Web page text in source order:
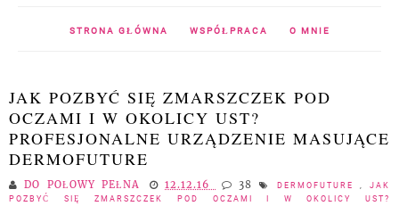
STRONA GŁÓWNA WSPÓŁPRACA O MNIE
JAK POZBYĆ SIĘ ZMARSZCZEK POD
OCZAMI I W OKOLICY UST?
PROFESJONALNE URZĄDZENIE MASUJĄCE
DERMOFUTURE
DO POŁOWY PEŁNA 12.12.16 38 DERMOFUTURE ,JAK
POZBYĆ SIĘ ZMARSZCZEK POD OCZAMI I W OKOLICY UST?